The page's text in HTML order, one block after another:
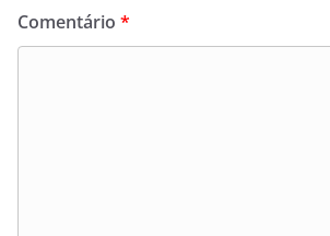
k
Comentário *